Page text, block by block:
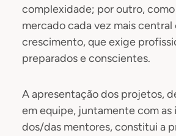
complexidade; por outro,
mercado cada vez mais
crescimento, que exige
preparados e conscientes.
A apresentação dos projetos,
em equipe, juntamente com
dos/das mentores, constitui a